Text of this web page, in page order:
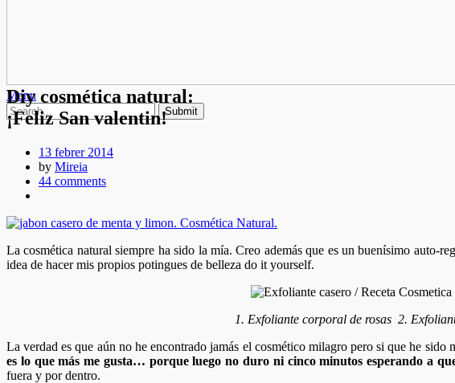
Menu
Diy cosmética natural:
¡Feliz San valentin!
13 febrer 2014
by Mireia
44 comments
La cosmética natural siempre ha sido la mía. Creo además que es un buenísimo auto-
idea de hacer mis propios potingues de belleza do it yourself.
1. Exfoliante corporal de rosas 2.
La verdad es que aún no he encontrado jamás el cosmético milagro pero si que he
es lo que más me gusta… porque luego no duro ni cinco minutos esperando a
fuera y por dentro.